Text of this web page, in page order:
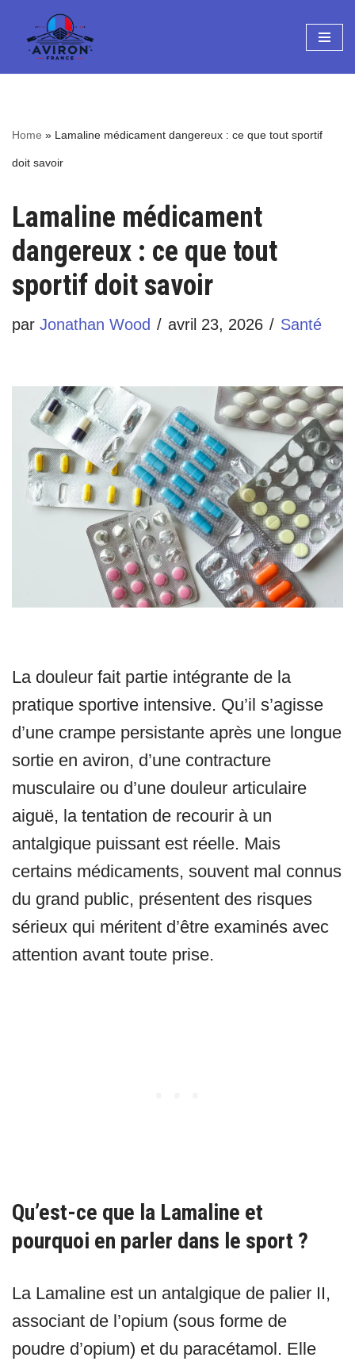
Aller
au
Home » Lamaline médicament dangereux : ce que tout sportif
doit savoir
Lamaline médicament
dangereux : ce que tout
sportif doit savoir
par Jonathan Wood avril 23, 2026 Santé
La douleur fait partie intégrante de la
pratique sportive intensive. Qu’il s’agisse
d’une crampe persistante après une longue
sortie en aviron, d’une contracture
musculaire ou d’une douleur articulaire
aiguë, la tentation de recourir à un
antalgique puissant est réelle. Mais
certains médicaments, souvent mal connus
du grand public, présentent des risques
sérieux qui méritent d’être examinés avec
attention avant toute prise.
Qu’est-ce que la Lamaline et
pourquoi en parler dans le sport ?
La Lamaline est un antalgique de palier II,
associant de l’opium (sous forme de
poudre d’opium) et du paracétamol. Elle